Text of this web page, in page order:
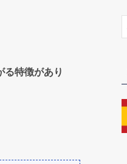
る特徴があり